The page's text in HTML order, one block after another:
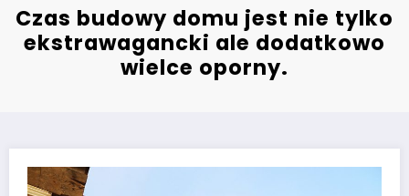
Czas budowy domu jest nie tylko
ekstrawagancki ale dodatkowo
wielce oporny.